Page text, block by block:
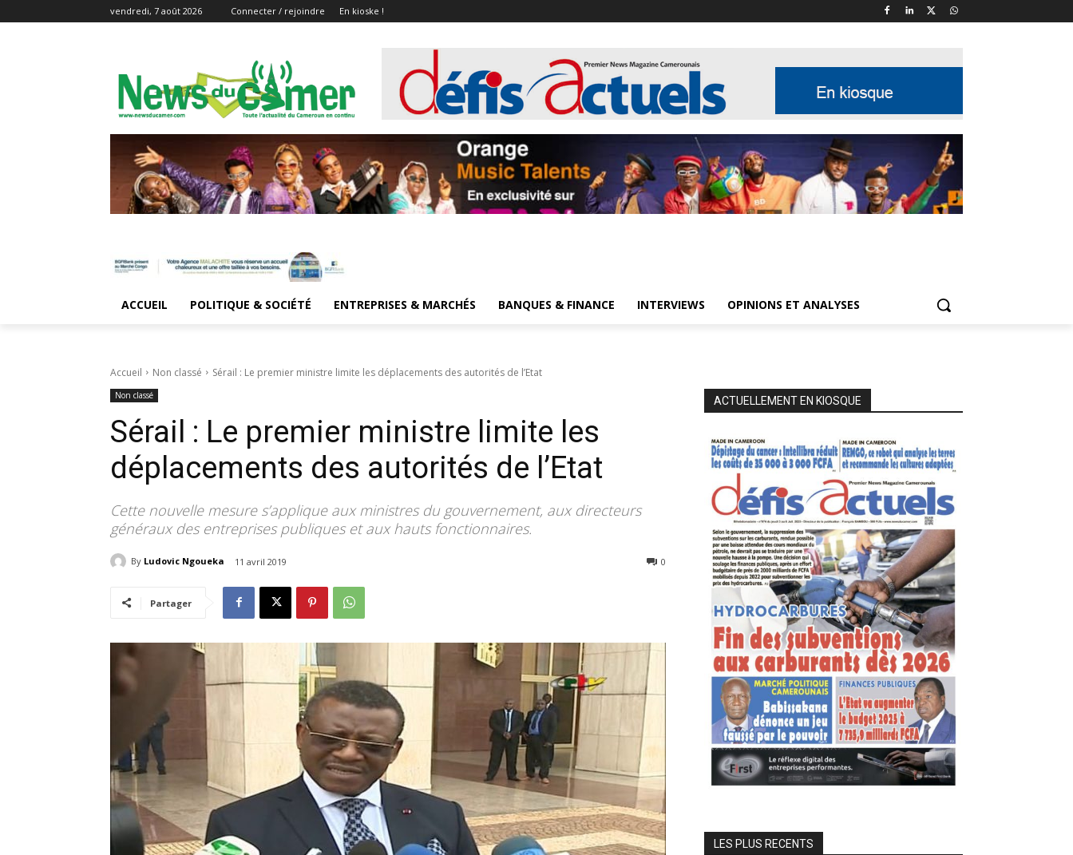
vendredi, 7 août 2026 Connecter / rejoindre En kioske !
ACCUEIL POLITIQUE & SOCIÉTÉ ENTREPRISES & MARCHÉS BANQUES & FINANCE INTERVIEWS OPINIONS ET ANALYSES
Accueil Non classé Sérail : Le premier ministre limite les déplacements des autorités de l’Etat
Non classé
Sérail : Le premier ministre limite les
déplacements des autorités de l’Etat
Cette nouvelle mesure s’applique aux ministres du gouvernement, aux directeurs
généraux des entreprises publiques et aux hauts fonctionnaires.
By Ludovic Ngoueka 11 avril 2019 0
Partager
ACTUELLEMENT EN KIOSQUE
LES PLUS RECENTS